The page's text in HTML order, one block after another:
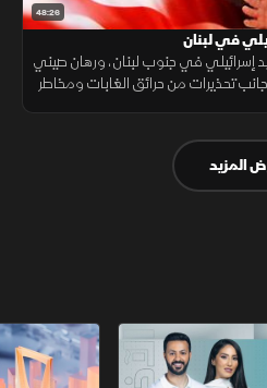
48:26
في لبنان
إسرائيلي في جنوب لبنان، ورهان صيني
تحذيرات من حرائق الغابات ومخاطر
المزيد
الآخر أخبار الشرق